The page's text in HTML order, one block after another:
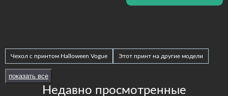
Чехол с принтом Halloween Vogue Этот принт на другие модели
Принты Frontalka — Halloween
Infinix Note 50 Pro+
показать все
Недавно просмотренные